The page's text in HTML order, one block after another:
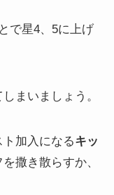
で星4、5に上げ
まいましょう。
加入になるキッ
撒き散らすか、